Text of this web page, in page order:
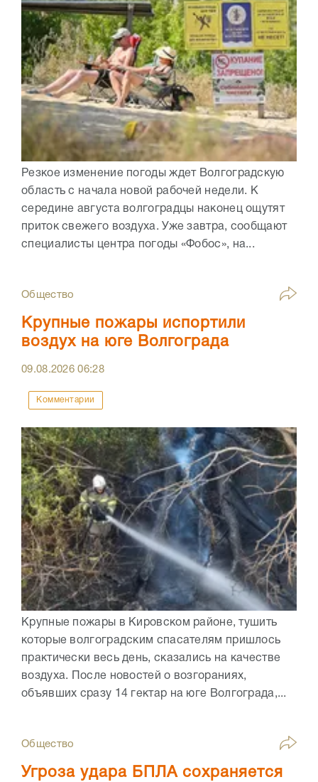
Резкое изменение погоды ждет Волгоградскую
область с начала новой рабочей недели. К
середине августа волгоградцы наконец ощутят
приток свежего воздуха. Уже завтра, сообщают
специалисты центра погоды «Фобос», на...
Общество
Крупные пожары испортили
воздух на юге Волгограда
09.08.202606:28
Комментарии
Крупные пожары в Кировском районе, тушить
которые волгоградским спасателям пришлось
практически весь день, сказались на качестве
воздуха. После новостей о возгораниях,
объявших сразу 14 гектар на юге Волгограда,...
Общество
Угроза удара БПЛА сохраняется